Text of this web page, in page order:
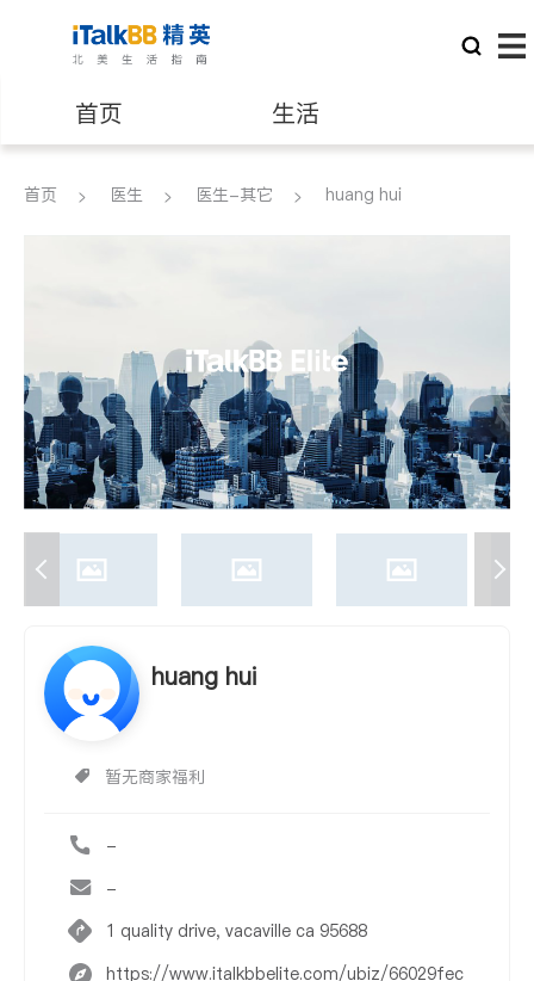
首页 生活
医生 律师
养老 非盈利组织
首页 医生 医生-其它 huang hui
huang hui
暂无商家福利
-
-
1 quality drive, vacaville ca 95688
https://www.italkbbelite.com/ubiz/66029fec